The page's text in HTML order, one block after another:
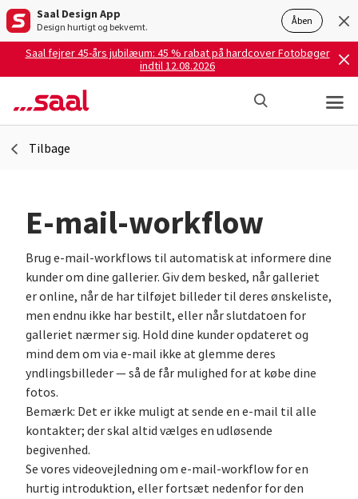
Saal Design App
Design hurtigt og bekvemt. Åben
Saal fejrer 45-års jubilæum: 45 % rabat på hardcover Fotobøger
indtil 12.08.2026
Tilbage
E-mail-workflow
Brug e-mail-workflows til automatisk at informere dine
kunder om dine gallerier. Giv dem besked, når galleriet
er online, når de har tilføjet billeder til deres ønskeliste,
men endnu ikke har bestilt, eller når slutdatoen for
galleriet nærmer sig. Hold dine kunder opdateret og
mind dem om via e-mail ikke at glemme deres
yndlingsbilleder — så de får mulighed for at købe dine
fotos.
Bemærk: Det er ikke muligt at sende en e-mail til alle
kontakter; der skal altid vælges en udløsende
begivenhed.
Se vores videovejledning om e-mail-workflow for en
hurtig introduktion, eller fortsæt nedenfor for den